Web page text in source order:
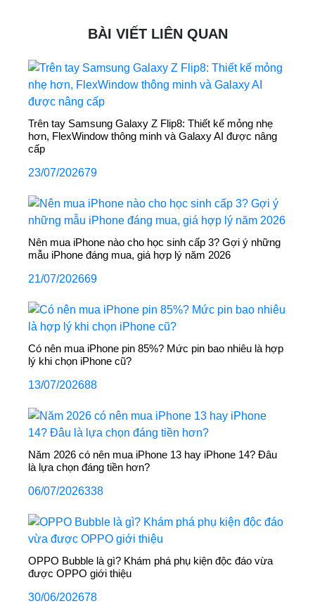
BÀI VIẾT LIÊN QUAN
Trên tay Samsung Galaxy Z Flip8: Thiết kế mỏng nhẹ
hơn, FlexWindow thông minh và Galaxy AI được nâng
cấp
23/07/202679
Nên mua iPhone nào cho học sinh cấp 3? Gợi ý những
mẫu iPhone đáng mua, giá hợp lý năm 2026
21/07/202669
Có nên mua iPhone pin 85%? Mức pin bao nhiêu là hợp
lý khi chọn iPhone cũ?
13/07/202688
Năm 2026 có nên mua iPhone 13 hay iPhone 14? Đâu
là lựa chọn đáng tiền hơn?
06/07/2026338
OPPO Bubble là gì? Khám phá phụ kiện độc đáo vừa
được OPPO giới thiệu
30/06/202678